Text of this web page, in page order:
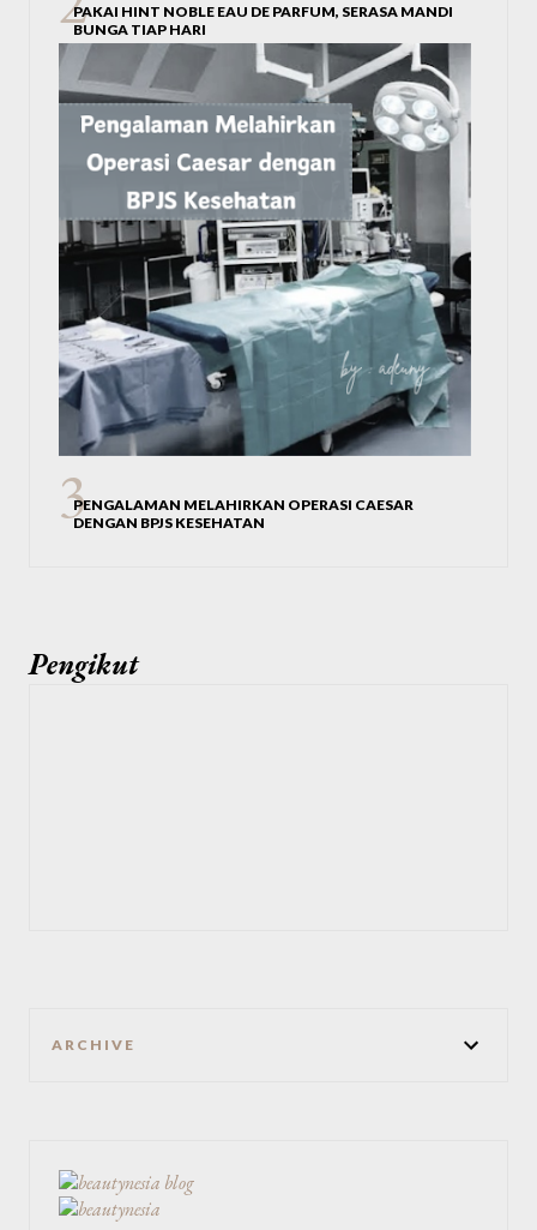
PAKAI HINT NOBLE EAU DE PARFUM, SERASA MANDI
BUNGA TIAP HARI
PENGALAMAN MELAHIRKAN OPERASI CAESAR
DENGAN BPJS KESEHATAN
Pengikut
ARCHIVE